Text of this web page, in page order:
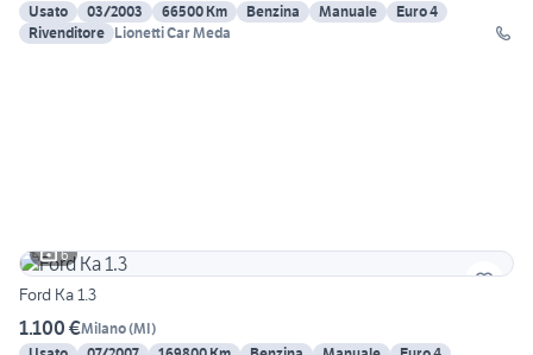
Usato
03/2003 66500 Km Benzina Manuale
Euro 4
Rivenditore Lionetti Car Meda
6
Ford Ka 1.3
1.100 €Milano(MI)